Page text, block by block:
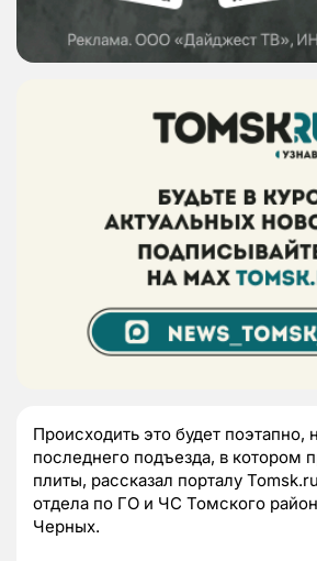
Происходить это будет поэтапно,
последнего подъезда, в котором
плиты, рассказал порталу
отдела по ГО и ЧС Томского
Черных.